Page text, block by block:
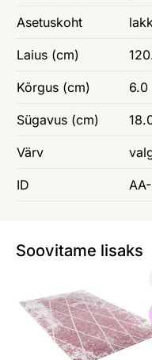
Asetuskoht
Laius (cm)
Kõrgus (cm) 6.0
Sügavus (cm)
Värv
ID
Soovitame lisaks
Vaip Fine lines
Otsi sarnaseid